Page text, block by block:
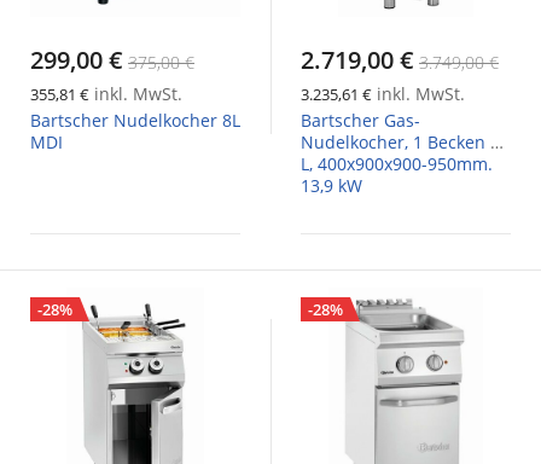
299,00 € 375,00 €
355,81 € inkl. MwSt.
Bartscher Nudelkocher 8L
MDI
2.719,00 € 3.749,00 €
3.235,61 € inkl. MwSt.
Bartscher Gas-
Nudelkocher, 1 Becken 40
L, 400x900x900-950mm.
13,9 kW
-28% -28%